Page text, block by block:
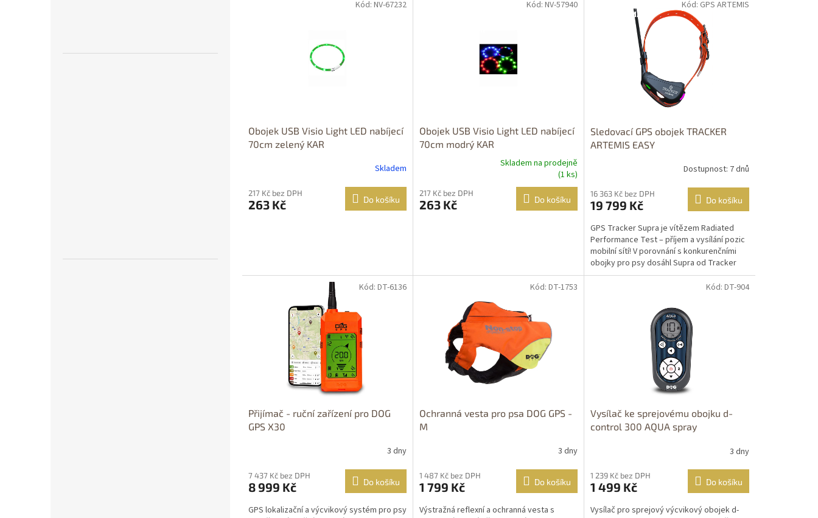
Obojek USB Visio Light LED nabíjecí
70cm zelený KAR
Skladem
217 Kč bez DPH
263 Kč Do košíku
Kód: NV-67232
Obojek USB Visio Light LED nabíjecí
70cm modrý KAR
Skladem na prodejně
(1 ks)
217 Kč bez DPH
263 Kč Do košíku
Kód: NV-57940 DOPRAVA
ZDARMA
Sledovací GPS obojek TRACKER
ARTEMIS EASY
Dostupnost: 7 dnů
16 363 Kč bez DPH
19 799 Kč Do košíku
GPS Tracker Supra je vítězem Radiated
Performance Test – příjem a vysílání pozic
mobilní sítí! V porovnání s konkurenčními
obojky pro psy dosáhl Supra od Tracker
2,4...
Kód: GPS ARTEMIS
Přijímač - ruční zařízení pro DOG
GPS X30
3 dny
7 437 Kč bez DPH
8 999 Kč Do košíku
GPS lokalizační a výcvikový systém pro psy
Kód: DT-6136
Ochranná vesta pro psa DOG GPS -
M
3 dny
1 487 Kč bez DPH
1 799 Kč Do košíku
Výstražná reflexní a ochranná vesta s
Kód: DT-1753
Vysílač ke sprejovému obojku d-
control 300 AQUA spray
3 dny
1 239 Kč bez DPH
1 499 Kč Do košíku
Vysílač pro sprejový výcvikový obojek d-
Kód: DT-904